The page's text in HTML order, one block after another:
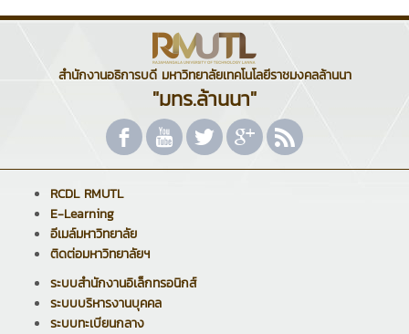
สำนักงานอธิการบดี มหาวิทยาลัยเทคโนโลยีราชมงคลล้านนา
"มทร.ล้านนา"
RCDL RMUTL
E-Learning
อีเมล์มหาวิทยาลัย
ติดต่อมหาวิทยาลัยฯ
ระบบสำนักงานอิเล็กทรอนิกส์
ระบบบริหารงานบุคคล
ระบบทะเบียนกลาง